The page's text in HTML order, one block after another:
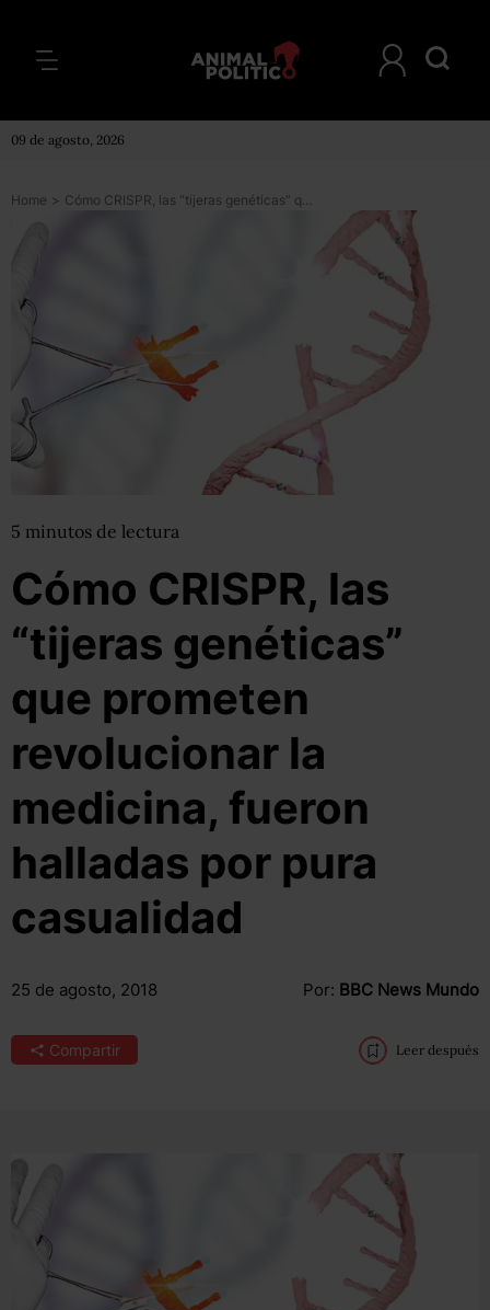
09 de agosto, 2026
Home > Cómo CRISPR, las “tijeras genéticas” que prometen revolucionar la medicina, fueron halladas por pura casualidad
5 minutos de lectura
Cómo CRISPR, las
“tijeras genéticas”
que prometen
revolucionar la
medicina, fueron
halladas por pura
casualidad
25 de agosto, 2018 Por: BBC News Mundo
Compartir Leer después